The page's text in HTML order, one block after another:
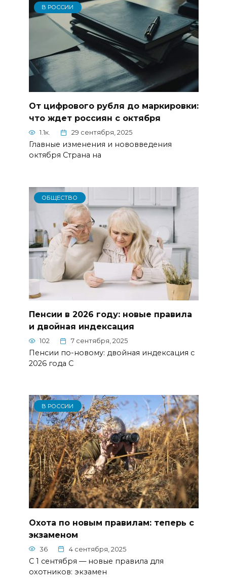
В РОССИИ
От цифрового рубля до маркировки:
что ждет россиян с октября
1.1к. 29 сентября, 2025
Главные изменения и нововведения
октября Страна на
ОБЩЕСТВО
Пенсии в 2026 году: новые правила
и двойная индексация
102 7 сентября, 2025
Пенсии по-новому: двойная индексация с
2026 года С
В РОССИИ
Охота по новым правилам: теперь с
экзаменом
36 4 сентября, 2025
С 1 сентября — новые правила для
охотников: экзамен